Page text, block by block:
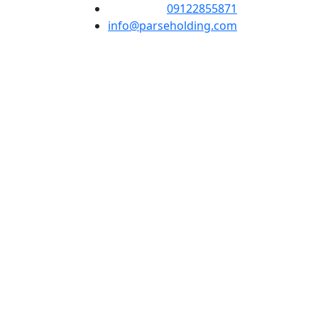
09122855871
info@parseholding.com